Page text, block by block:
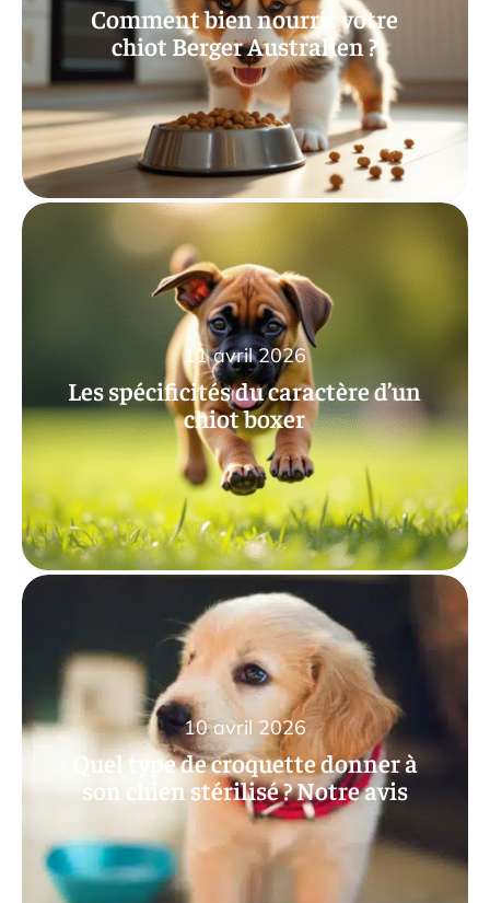
Comment bien nourrir votre
chiot Berger Australien ?
Les spécificités du caractère d’un
chiot boxer
11 avril 2026
Quel type de croquette donner à
son chien stérilisé ? Notre avis
10 avril 2026